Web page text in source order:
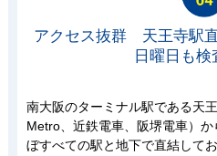
アクセス抜群 天王寺駅
日曜日も
南大阪のターミナル駅である天
Metro、近鉄電車、阪堺電車）
ぼすべての駅と地下で直結して